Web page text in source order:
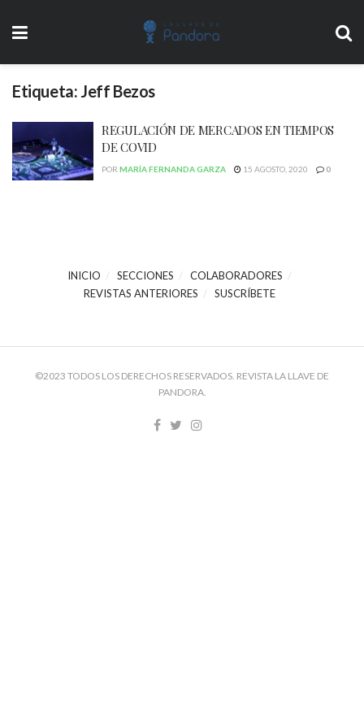
Etiqueta: Jeff Bezos
REGULACIÓN DE MERCADOS EN TIEMPOS
DE COVID
POR MARÍA FERNANDA GARZA 15 AGOSTO, 2020 0
INICIO SECCIONES
COLABORADORES
REVISTAS ANTERIORES
SUSCRÍBETE
©2023 TODOS LOS DERECHOS RESERVADOS. REVISTA LA LLAVE DE
PANDORA.